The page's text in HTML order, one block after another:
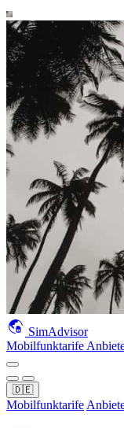
SimAdvisor
Mobilfunktarife
🇩🇪
Mobilfunktarife